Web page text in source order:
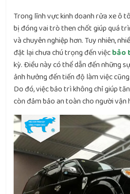
Trong lĩnh vực kinh doanh rửa xe ô
bị đóng vai trò then chốt giúp quá
và chuyên nghiệp hơn. Tuy nhiên,
đặt lại chưa chú trọng đến việcbảo
kỳ. Điều này có thể dẫn đến những
ảnh hưởng đến tiến độ làm việc
Do đó, việc bảo trì không chỉ giúp
còn đảm bảo an toàn cho người vận